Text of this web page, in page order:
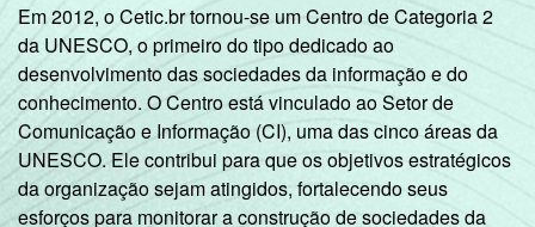
Em 2012, o Cetic.br tornou-se um Centro de Categoria 2
da UNESCO, o primeiro do tipo dedicado ao
desenvolvimento das sociedades da informação e do
conhecimento. O Centro está vinculado ao Setor de
Comunicação e Informação (CI), uma das cinco áreas da
UNESCO. Ele contribui para que os objetivos estratégicos
da organização sejam atingidos, fortalecendo seus
esforços para monitorar a construção de sociedades da